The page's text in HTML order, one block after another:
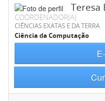
Teresa
COORDENADOR(A)
CIÊNCIAS EXATAS E DA TERRA
Ciência da Computação